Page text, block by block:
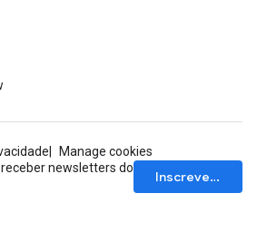
Manage cookies
newsletters do
Inscrever-se